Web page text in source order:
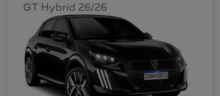
GT Hybrid 26/26